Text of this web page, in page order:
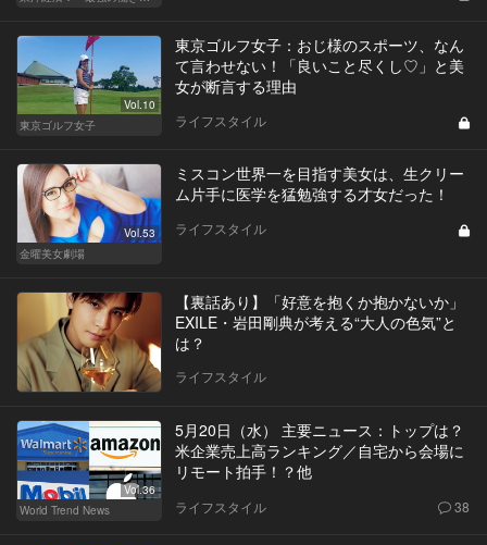
Vol.10
東京ゴルフ女子
東京ゴルフ女子：おじ様のスポーツ、なん
て言わせない！「良いこと尽くし♡」と美
女が断言する理由
ライフスタイル
Vol.53
金曜美女劇場
ミスコン世界一を目指す美女は、生クリー
ム片手に医学を猛勉強する才女だった！
ライフスタイル
【裏話あり】「好意を抱くか抱かないか」
EXILE・岩田剛典が考える“大人の色気”と
は？
ライフスタイル
Vol.36
World Trend News
5月20日（水） 主要ニュース：トップは？
米企業売上高ランキング／自宅から会場に
リモート拍手！？他
ライフスタイル 38